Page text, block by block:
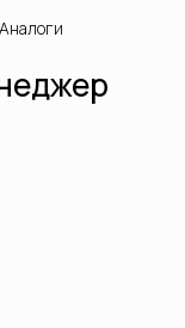
Аналоги